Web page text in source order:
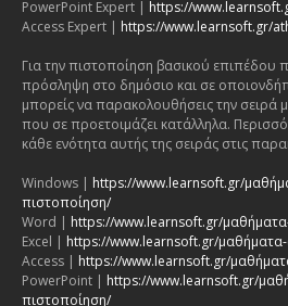
PowerPoint Expert | https://
Access Expert | https://www.learnsoft.gr/
Για την πιστοποίηση βασικού επιπέδου
πρόσληψη στο δημόσιο και σε
μπορείς να παρακολουθήσεις την
που σε προετοιμάζει κατάλληλα.
κάθε ενότητα αυτής της σειράς στις
Windows | https://www.learnsoft.gr/
πιστοποίηση/
Word | https://www.learnsoft.gr/
Excel | https://www.learnsoft.gr/
Access | https://www.learnsoft.gr/
PowerPoint | https://www.learnsoft.gr/
πιστοποίηση/